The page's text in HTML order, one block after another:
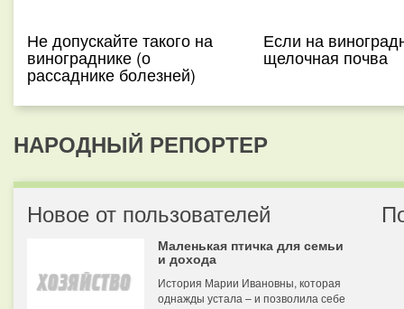
Не допускайте такого на
винограднике (о
рассаднике болезней)
Если на
щелочная почва
НАРОДНЫЙ РЕПОРТЕР
Новое от пользователей
Маленькая птичка для семьи
и дохода
История Марии Ивановны, которая
однажды устала – и позволила себе